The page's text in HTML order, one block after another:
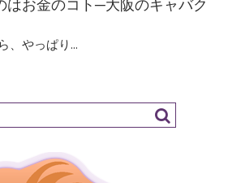
ラ
人
を
す
に
知
い
お
金
はお金のコト─大阪のキャバク
、やっぱり...